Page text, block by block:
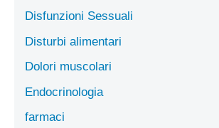
Disfunzioni Sessuali
Disturbi alimentari
Dolori muscolari
Endocrinologia
farmaci